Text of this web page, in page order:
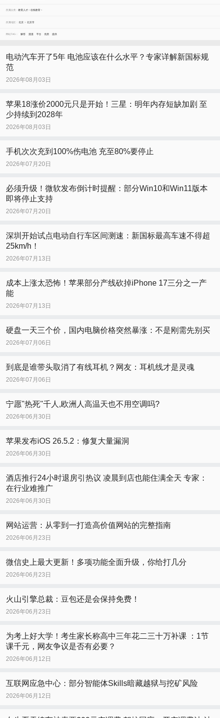
所属分类： 教育人才>在线教育>
所属地区： 北京> 北京市
网站TAG： 解答 漫漫 平台 优质 提供
电动汽车开了5年 电池应该在什么水平？专家详解新国标规
范
2026年08月03日
苹果18涨价2000元只是开始！三星：明年内存短缺加剧 至
少持续到2028年
2026年08月03日
手机次次充到100%伤电池 充至80%要停止
2026年07月20日
必须升级！微软发布倒计时提醒：部分Win10和Win11版本
即将停止支持
2026年07月20日
深圳开始试点电动自行车区间测速：新国标最高车速不得超
25km/h！
2026年07月13日
成本上涨太恐怖！苹果部分产线砍掉iPhone 17三分之一产
能
2026年07月13日
硬盘一天三个价，国内电脑价格突然暴涨：不是刚需先别买
2026年07月06日
到底是谁带头取消了有线耳机？网友：耳机线才是灵魂
2026年07月06日
宁愿"热死"千人,欧洲人高温天也不用空调吗?
2026年06月30日
苹果发布iOS 26.5.2：修复大量漏洞
2026年06月30日
酒店推行24小时退房引热议 凌晨到店也能住满全天 专家：
在行业难推广
2026年06月30日
网站运营：从零到一打造高价值网站的完整指南
2026年06月23日
微信史上最大更新！多项功能全面升级，你给打几分
2026年06月23日
火山引擎总裁：豆包还是会保持免费！
2026年06月23日
为考上好大学！考生家长称高中三年花二三十万补课 ：1节
课千元，网友争议是否有必要？
2026年06月12日
互联网应急中心：部分智能体Skills暗藏越狱与挖矿风险
2026年06月12日